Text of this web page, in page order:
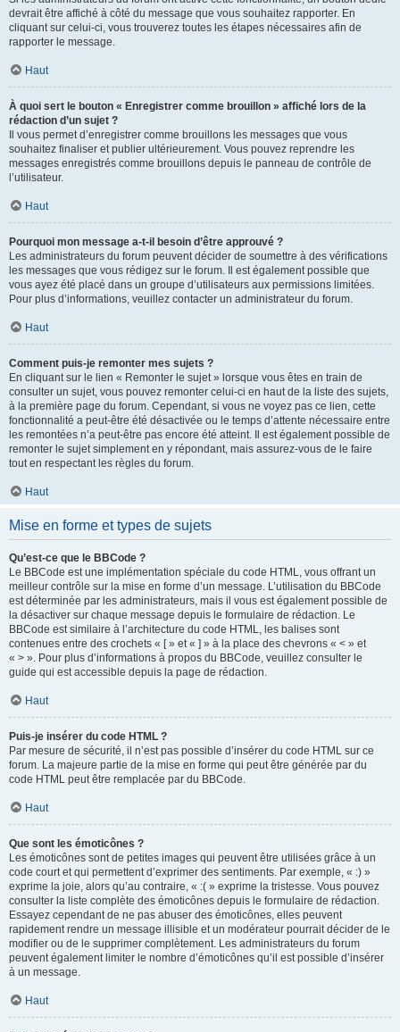
devrait être affiché à côté du message que vous souhaitez rapporter. En
cliquant sur celui-ci, vous trouverez toutes les étapes nécessaires afin de
rapporter le message.
Haut
À quoi sert le bouton « Enregistrer comme brouillon » affiché lors de la
rédaction d’un sujet ?
Il vous permet d’enregistrer comme brouillons les messages que vous
souhaitez finaliser et publier ultérieurement. Vous pouvez reprendre les
messages enregistrés comme brouillons depuis le panneau de contrôle de
l’utilisateur.
Haut
Pourquoi mon message a-t-il besoin d’être approuvé ?
Les administrateurs du forum peuvent décider de soumettre à des vérifications
les messages que vous rédigez sur le forum. Il est également possible que
vous ayez été placé dans un groupe d’utilisateurs aux permissions limitées.
Pour plus d’informations, veuillez contacter un administrateur du forum.
Haut
Comment puis-je remonter mes sujets ?
En cliquant sur le lien « Remonter le sujet » lorsque vous êtes en train de
consulter un sujet, vous pouvez remonter celui-ci en haut de la liste des sujets,
à la première page du forum. Cependant, si vous ne voyez pas ce lien, cette
fonctionnalité a peut-être été désactivée ou le temps d’attente nécessaire entre
les remontées n’a peut-être pas encore été atteint. Il est également possible de
remonter le sujet simplement en y répondant, mais assurez-vous de le faire
tout en respectant les règles du forum.
Haut
Mise en forme et types de sujets
Qu’est-ce que le BBCode ?
Le BBCode est une implémentation spéciale du code HTML, vous offrant un
meilleur contrôle sur la mise en forme d’un message. L’utilisation du BBCode
est déterminée par les administrateurs, mais il vous est également possible de
la désactiver sur chaque message depuis le formulaire de rédaction. Le
BBCode est similaire à l’architecture du code HTML, les balises sont
contenues entre des crochets « [ » et « ] » à la place des chevrons « < » et
« > ». Pour plus d’informations à propos du BBCode, veuillez consulter le
guide qui est accessible depuis la page de rédaction.
Haut
Puis-je insérer du code HTML ?
Par mesure de sécurité, il n’est pas possible d’insérer du code HTML sur ce
forum. La majeure partie de la mise en forme qui peut être générée par du
code HTML peut être remplacée par du BBCode.
Haut
Que sont les émoticônes ?
Les émoticônes sont de petites images qui peuvent être utilisées grâce à un
code court et qui permettent d’exprimer des sentiments. Par exemple, « :) »
exprime la joie, alors qu’au contraire, « :( » exprime la tristesse. Vous pouvez
consulter la liste complète des émoticônes depuis le formulaire de rédaction.
Essayez cependant de ne pas abuser des émoticônes, elles peuvent
rapidement rendre un message illisible et un modérateur pourrait décider de le
modifier ou de le supprimer complètement. Les administrateurs du forum
peuvent également limiter le nombre d’émoticônes qu’il est possible d’insérer
à un message.
Haut